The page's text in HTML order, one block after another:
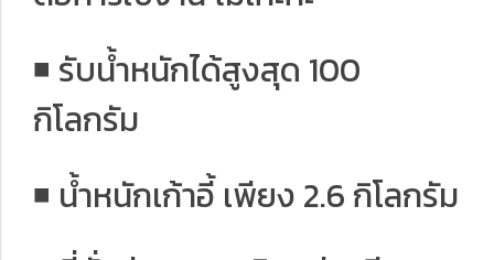
◾️ รับน้ำหนักได้สูงสุด 100
กิโลกรัม
◾️ น้ำหนักเก้าอี้ เพียง 2.6 กิโลกรัม